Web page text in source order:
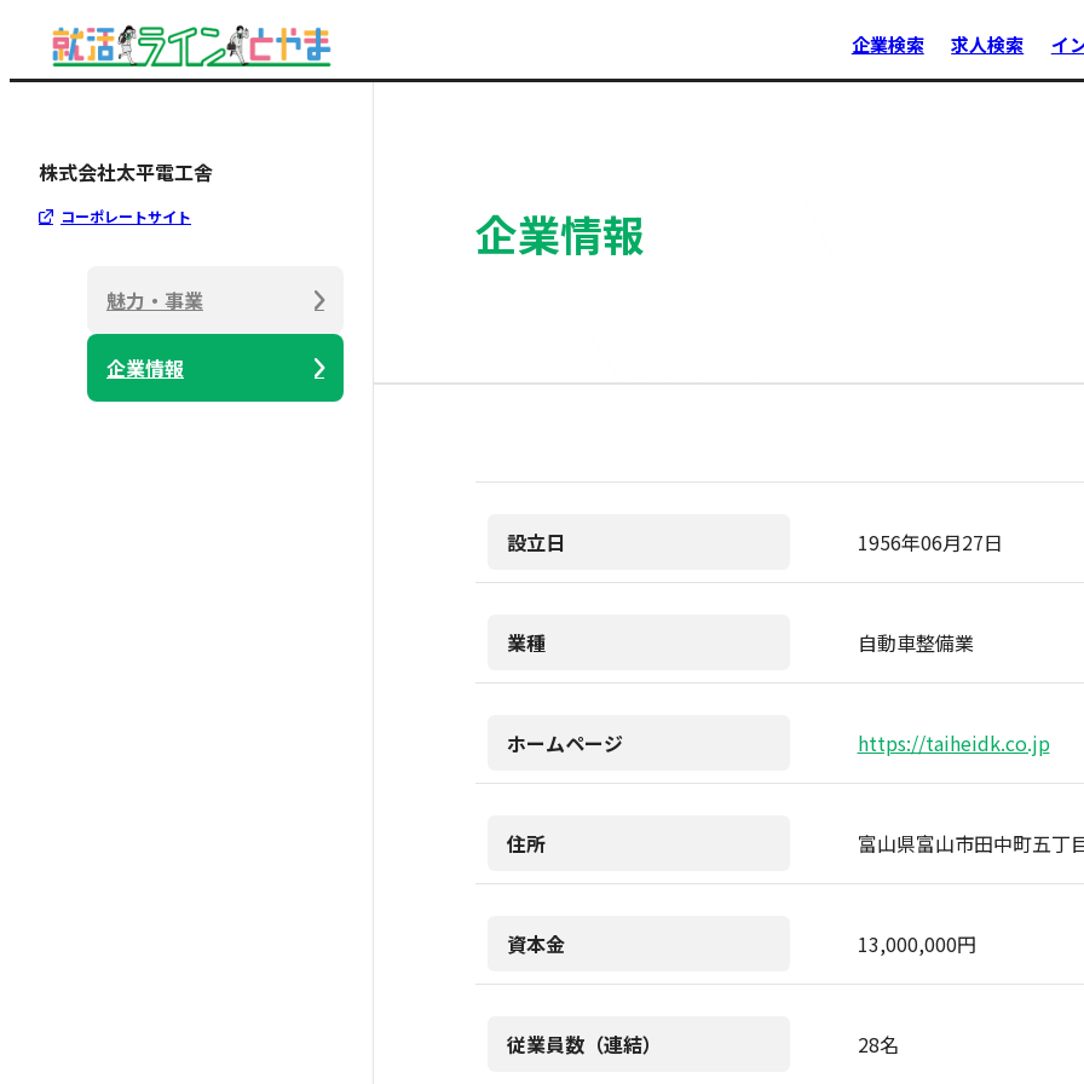
企業検索 求人検索 イ
株式会社太平電工舎
コーポレートサイト
魅力・事業
企業情報
企業情報
設立日 1956年06月27日
業種 自動車整備業
ホームページ https://taiheidk.co.jp
住所 富山県富山市田中町五丁
資本金 13,000,000円
従業員数（連結） 28名